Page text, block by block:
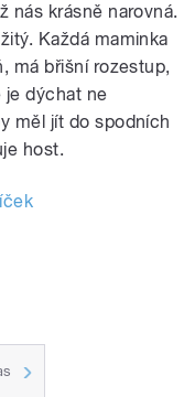
nás krásně narovná.
Každá maminka
má břišní rozestup,
je dýchat ne
měl jít do spodních
host.